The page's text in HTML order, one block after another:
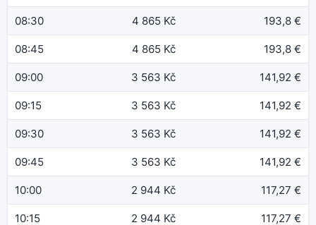
08:30 4 865 Kč 193,8 €
08:45 4 865 Kč 193,8 €
09:00 3 563 Kč 141,92 €
09:15 3 563 Kč 141,92 €
09:30 3 563 Kč 141,92 €
09:45 3 563 Kč 141,92 €
10:00 2 944 Kč 117,27 €
10:15 2 944 Kč 117,27 €